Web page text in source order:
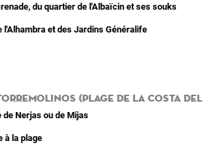
du quartier de l'Albaïcin et ses souks
l'Alhambra et des Jardins Généralife
(plage de la Costa
de Nerjas ou de Mijas
à la plage